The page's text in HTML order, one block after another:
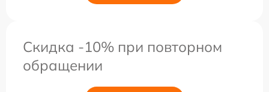
Скидка -10% при повторном
обращении